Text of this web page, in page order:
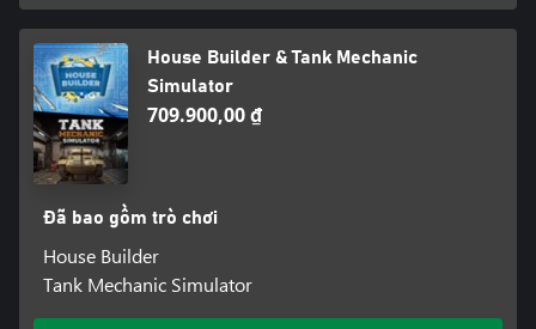
House Builder & Tank Mechanic
Simulator
709.900,00 ₫
Đã bao gồm trò chơi
House Builder
Tank Mechanic Simulator